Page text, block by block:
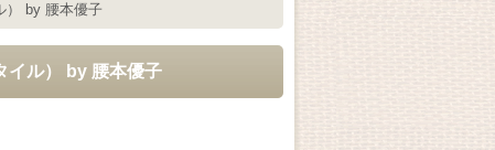
） by 腰本優子
イル） by 腰本優子